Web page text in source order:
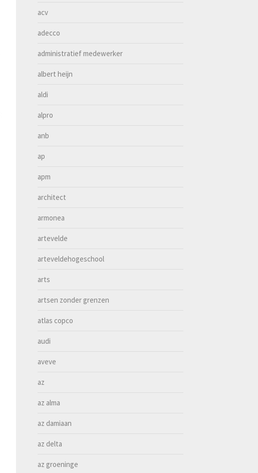
acv
adecco
administratief medewerker
albert heijn
aldi
alpro
anb
ap
apm
architect
armonea
artevelde
arteveldehogeschool
arts
artsen zonder grenzen
atlas copco
audi
aveve
az
az alma
az damiaan
az delta
az groeninge